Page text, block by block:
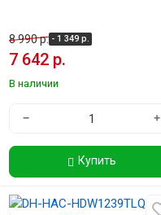
8 990 р. - 1 349 р.
7 642 р.
В наличии
− +
Купить